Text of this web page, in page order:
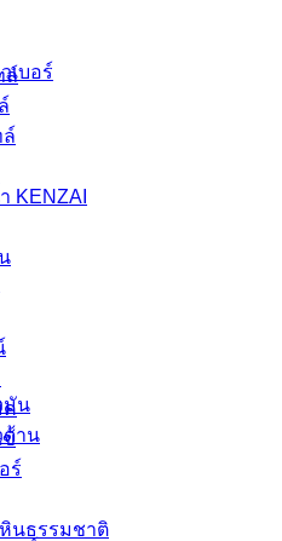
ล์
KENZAI
ค
ข้
ร์
หินธรรมชาติ
เบอร์
มัน
ด้าน